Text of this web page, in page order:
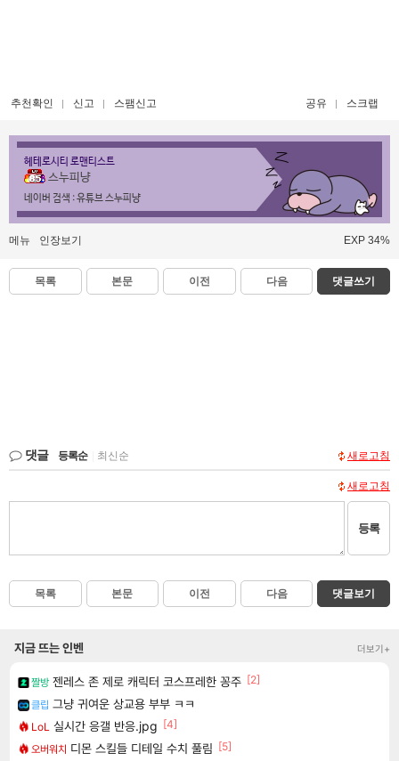
추천확인 신고 스팸신고 공유 스크랩
헤테로시티 로맨티스트
스누피냥
네이버 검색 : 유튜브 스누피냥
메뉴 인장보기 EXP 34%
목록 본문 이전 다음 댓글쓰기
댓글 등록순 최신순 새로고침
새로고침
등록
목록 본문 이전 다음 댓글보기
지금 뜨는 인벤 더보기+
짤방 젠레스 존 제로 캐릭터 코스프레한 꽁주 [2]
클립 그냥 귀여운 상교용 부부 ㅋㅋ
LoL 실시간 응갤 반응.jpg [4]
오버워치 디몬 스킬들 디테일 수치 풀림 [5]